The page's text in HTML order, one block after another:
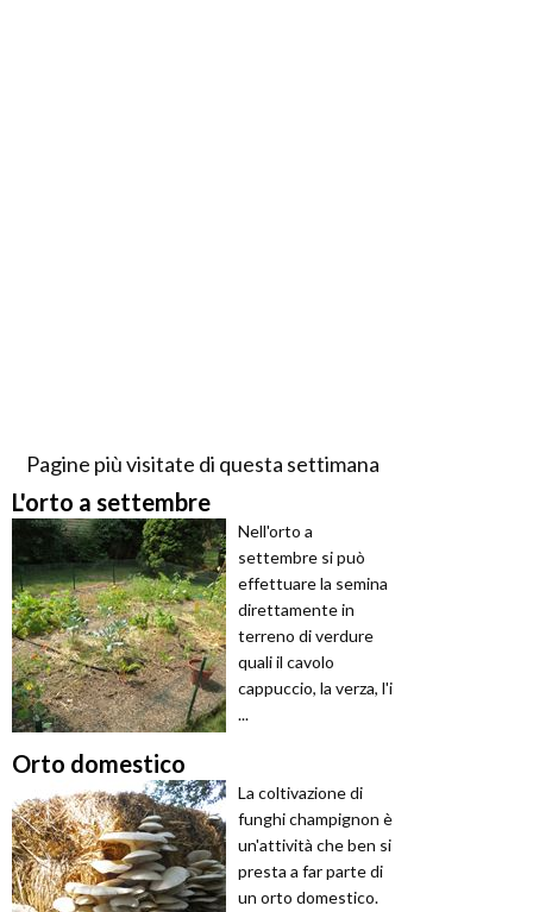
Pagine più visitate di questa settimana
L'orto a settembre
Nell'orto a
settembre si può
effettuare la semina
direttamente in
terreno di verdure
quali il cavolo
cappuccio, la verza, l'i
...
Orto domestico
La coltivazione di
funghi champignon è
un'attività che ben si
presta a far parte di
un orto domestico.